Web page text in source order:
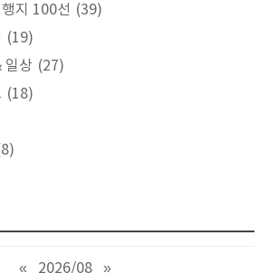
지 100선 (39)
(19)
일상 (27)
(18)
« 2026/08 »